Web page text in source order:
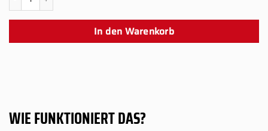
In den Warenkorb
WIE FUNKTIONIERT DAS?